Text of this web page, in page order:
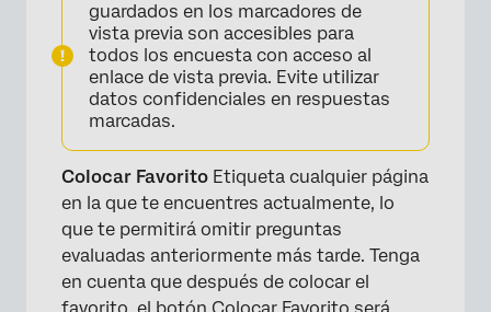
guardados en los marcadores de
vista previa son accesibles para
todos los encuesta con acceso al
enlace de vista previa. Evite utilizar
datos confidenciales en respuestas
marcadas.
Colocar Favorito Etiqueta cualquier página
en la que te encuentres actualmente, lo
que te permitirá omitir preguntas
evaluadas anteriormente más tarde. Tenga
en cuenta que después de colocar el